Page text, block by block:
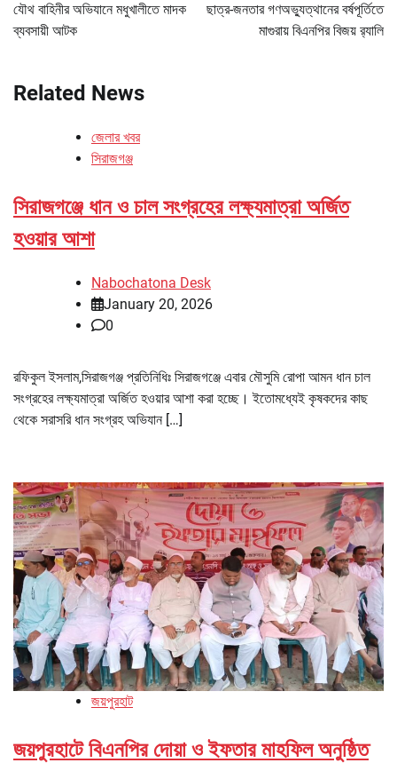
যৌথ বাহিনীর অভিযানে মধুখালীতে মাদক
ব্যবসায়ী আটক
ছাত্র-জনতার গণঅভ্যুত্থানের বর্ষপূর্তিতে
মাগুরায় বিএনপির বিজয় র‌্যালি
Related News
জেলার খবর
সিরাজগঞ্জ
সিরাজগঞ্জে ধান ও চাল সংগ্রহের লক্ষ্যমাত্রা অর্জিত
হওয়ার আশা
Nabochatona Desk
January 20, 2026
0
রফিকুল ইসলাম,সিরাজগঞ্জ প্রতিনিধিঃ সিরাজগঞ্জে এবার মৌসুমি রোপা আমন ধান চাল
সংগ্রহের লক্ষ্যমাত্রা অর্জিত হওয়ার আশা করা হচ্ছে। ইতোমধ্যেই কৃষকদের কাছ
থেকে সরাসরি ধান সংগ্রহ অভিযান […]
জয়পুরহাট
জয়পুরহাটে বিএনপির দোয়া ও ইফতার মাহফিল অনুষ্ঠিত